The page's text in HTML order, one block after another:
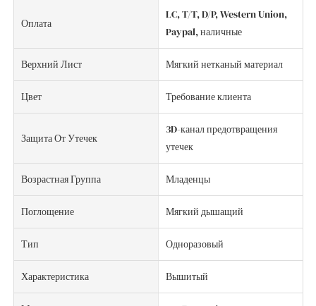
Оплата
LC, T/T, D/P, Western Union,
Paypal, наличные
Верхний Лист Мягкий нетканый материал
Цвет Требование клиента
Защита От Утечек
3D-канал предотвращения
утечек
Возрастная Группа Младенцы
Поглощение Мягкий дышащий
Тип Одноразовый
Характеристика Вышитый